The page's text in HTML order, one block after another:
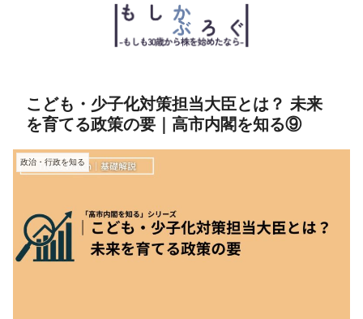
こども・少子化対策担当大臣とは？ 未来
を育てる政策の要｜高市内閣を知る⑨
政治・行政を知る